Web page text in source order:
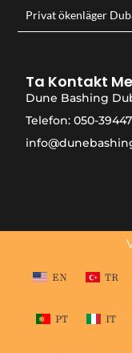
Privat ökenläger
Ta Kontakt
Dune Bashing
Telefon: 050-
EN TR
PT IT